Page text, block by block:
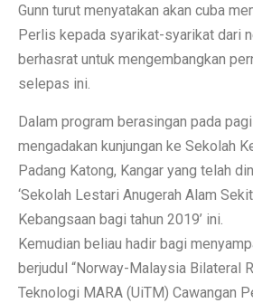
Gunn turut menyatakan akan cuba
Perlis kepada syarikat-syarikat dari
berhasrat untuk mengembangkan
selepas ini.
Dalam program berasingan pada
mengadakan kunjungan ke Sekolah
Padang Katong, Kangar yang telah
‘Sekolah Lestari Anugerah Alam
Kebangsaan bagi tahun 2019’ ini.
Kemudian beliau hadir bagi
berjudul “Norway-Malaysia Bilateral
Teknologi MARA (UiTM) Cawangan